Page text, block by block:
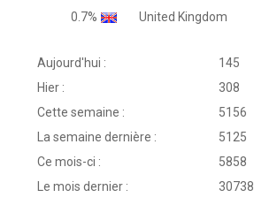
0.7%
United Kingdom
Aujourd'hui :
145
Hier :
308
Cette semaine :
5156
La semaine dernière :
5125
Ce mois-ci :
5858
Le mois dernier :
30738